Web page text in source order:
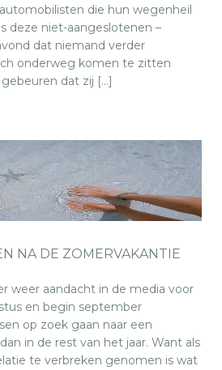
die hun wegenheil
deze niet-aangeslotenen –
dat niemand verder
onderweg komen te zitten
dat zij […]
NA DE ZOMERVAKANTIE
weer aandacht in de media voor
en begin september
op zoek gaan naar een
in de rest van het jaar. Want als
te verbreken genomen is wat